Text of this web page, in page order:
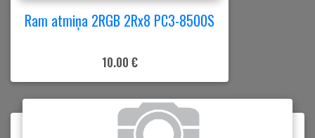
Ram atmiņa 2RGB 2Rx8 PC3-8500S
10.00 €